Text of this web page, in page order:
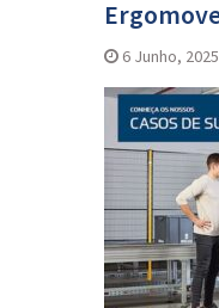
6 Junho, 2025